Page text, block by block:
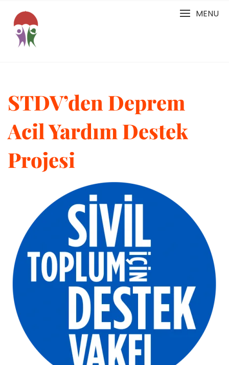
content
MENU
STDV’den Deprem
Acil Yardım Destek
Projesi